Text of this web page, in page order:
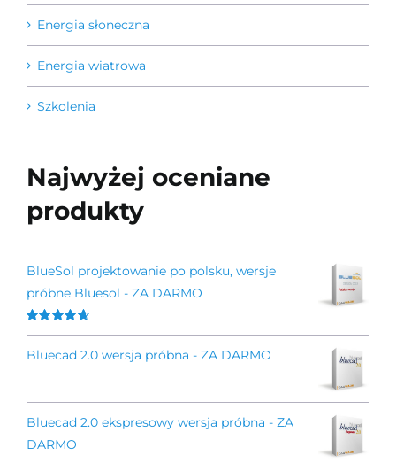
Energia słoneczna
Energia wiatrowa
Szkolenia
Najwyżej oceniane
produkty
BlueSol projektowanie po polsku, wersje
próbne Bluesol - ZA DARMO
Oceniono
Bluecad 2.0 wersja próbna - ZA DARMO
Bluecad 2.0 ekspresowy wersja próbna - ZA
DARMO